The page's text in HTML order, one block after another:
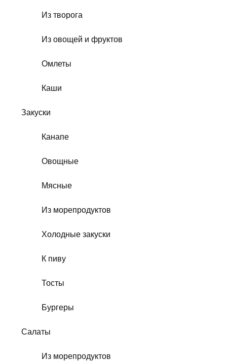
Из творога
Из овощей и фруктов
Омлеты
Каши
Закуски
Канапе
Овощные
Мясные
Из морепродуктов
Холодные закуски
К пиву
Тосты
Бургеры
Салаты
Из морепродуктов